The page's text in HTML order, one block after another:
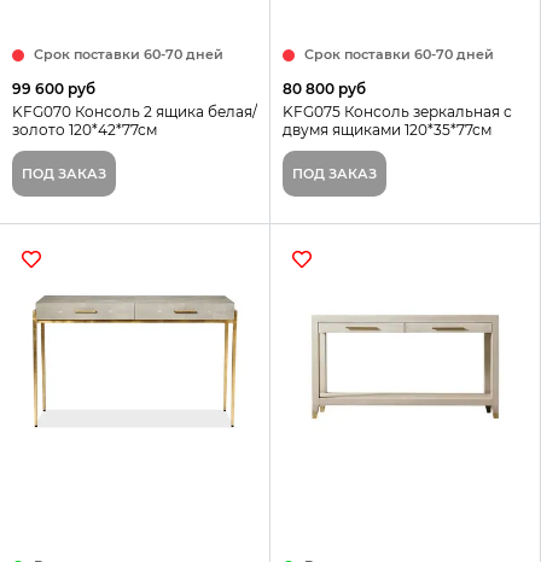
Срок поставки 60-70 дней
99 600 руб
KFG070 Консоль 2 ящика белая/
золото 120*42*77см
ПОД ЗАКАЗ
Срок поставки 60-70 дней
80 800 руб
KFG075 Консоль зеркальная с
двумя ящиками 120*35*77см
ПОД ЗАКАЗ